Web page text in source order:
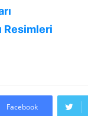
Resimleri
Facebook